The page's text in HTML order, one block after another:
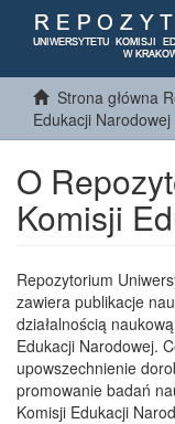
Strona główna
Edukacji Narodowej
O
Komisji
Repozytorium
zawiera publikacje
działalnością
Edukacji Narodowej.
upowszechnienie
promowanie badań
Komisji Edukacji